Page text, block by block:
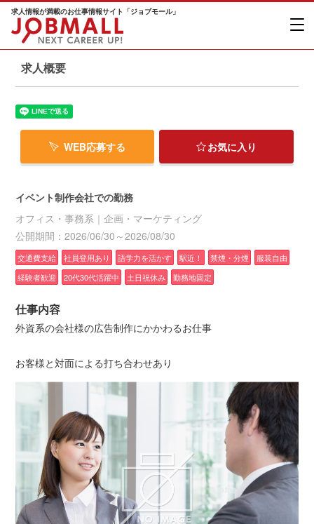
求人情報が満載のお仕事情報サイト「ジョブモール」
求人概要
WEB応募する お気に入り
イベント制作会社での勤務
オフィス・事務系｜企画・マーケティング
公開期間：2026/06/30～2026/08/30
交通費支給 社員登用あり 語学力を活かす 駅近！ 禁煙・分煙
服装自由
経験者歓迎
20代30代活躍中 土日祝休み 勤務地固定
仕事内容
外資系の会社様の広告制作にかかわるお仕事
お客様と対面による打ち合わせあり